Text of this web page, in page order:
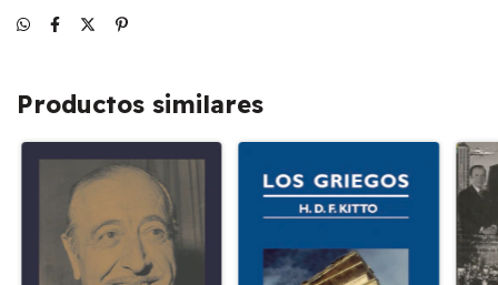
Productos similares